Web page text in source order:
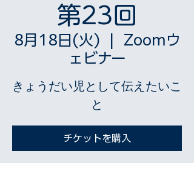
第23回
8月18日(火)
Zoomウ
ェビナー
きょうだい児として伝えたいこ
と
チケットを購入